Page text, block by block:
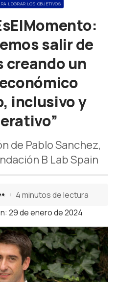
LOGRAR LOS OBJETIVOS
salir de
creando un
inclusivo y
de Pablo Sanchez,
B Lab Spain
29 de enero de 2024
4 minutos de lectura